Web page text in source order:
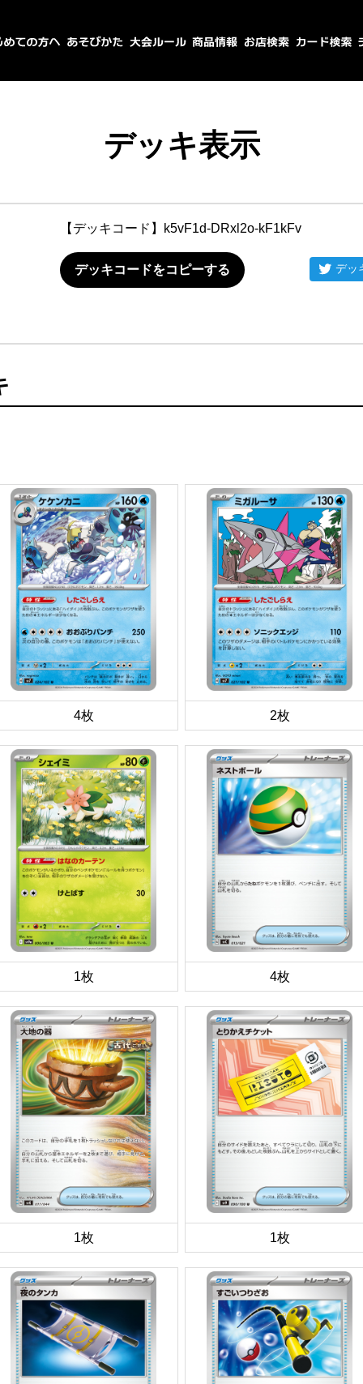
デッキ表示
【デッキコード】 k5vF1d-DRxl2o-kF1kFv
デッキコードをコピーする デッ
4枚 2枚
1枚 4枚
1枚 1枚